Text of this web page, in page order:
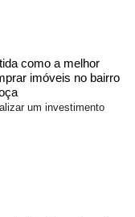
como a melhor
imóveis no bairro
um investimento